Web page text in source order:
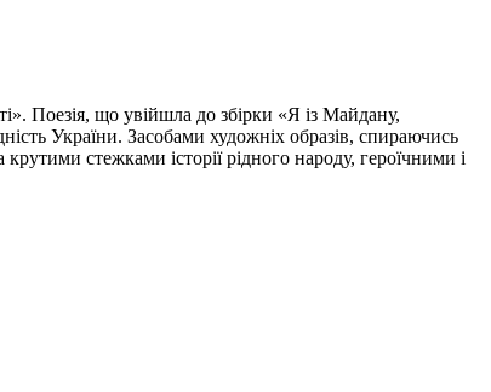
Поезія, що увійшла до збірки «Я із Майдану,
України. Засобами художніх образів, спираючись
стежками історії рідного народу, героїчними і